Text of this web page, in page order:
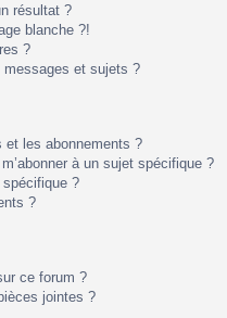
résultat ?
blanche ?!
?
messages et sujets ?
et les abonnements ?
à un sujet spécifique ?
spécifique ?
?
ce forum ?
jointes ?